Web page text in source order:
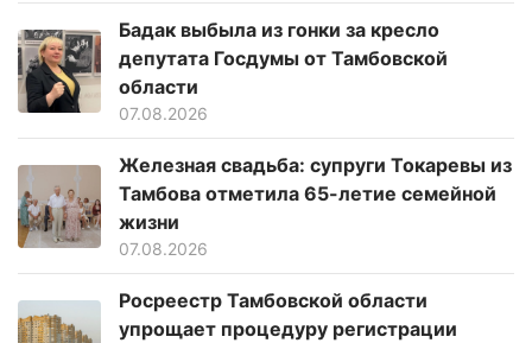
Бадак выбыла из гонки за кресло
депутата Госдумы от Тамбовской
области
07.08.2026
Железная свадьба: супруги Токаревы из
Тамбова отметила 65-летие семейной
жизни
07.08.2026
Росреестр Тамбовской области
упрощает процедуру регистрации